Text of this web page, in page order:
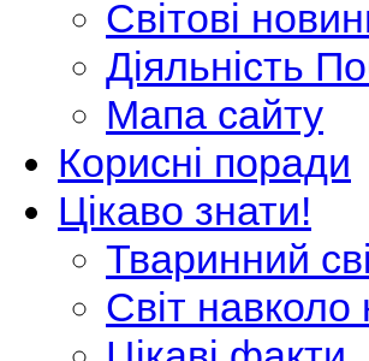
Світові
Діяльність
Мапа сайту
Корисні поради
Цікаво знати!
Тваринний
Світ навколо